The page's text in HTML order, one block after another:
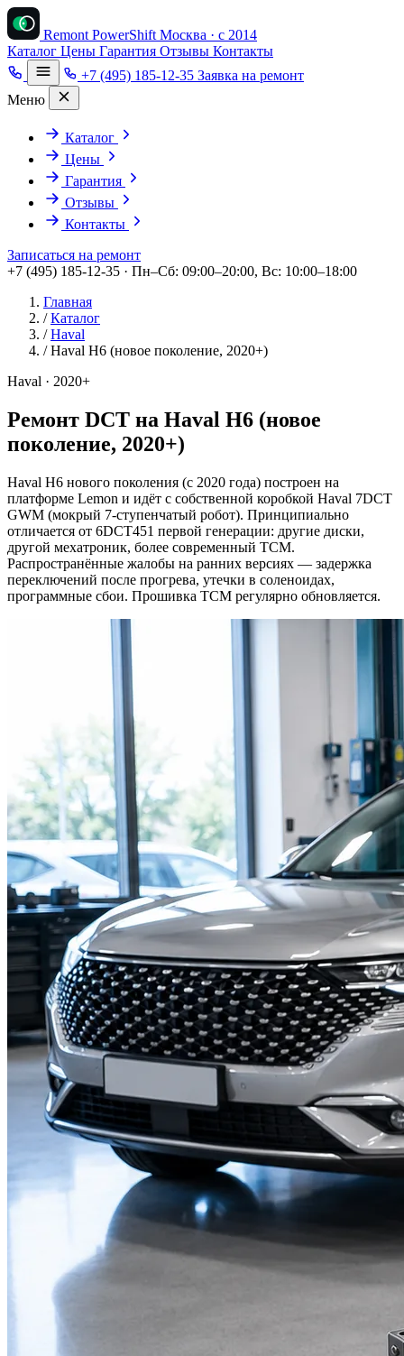
Remont PowerShift Москва · с 2014
Каталог Цены Гарантия Отзывы Контакты
+7 (495) 185-12-35 Заявка на ремонт
Меню
Каталог
Цены
Гарантия
Отзывы
Контакты
Записаться на ремонт
+7 (495) 185-12-35 · Пн–Сб: 09:00–20:00, Вс: 10:00–18:00
Главная
/ Каталог
/ Haval
/ Haval H6 (новое поколение, 2020+)
Haval · 2020+
Ремонт DCT на Haval H6 (новое
поколение, 2020+)
Haval H6 нового поколения (с 2020 года) построен на
платформе Lemon и идёт с собственной коробкой Haval 7DCT
GWM (мокрый 7-ступенчатый робот). Принципиально
отличается от 6DCT451 первой генерации: другие диски,
другой мехатроник, более современный TCM.
Распространённые жалобы на ранних версиях — задержка
переключений после прогрева, утечки в соленоидах,
программные сбои. Прошивка TCM регулярно обновляется.